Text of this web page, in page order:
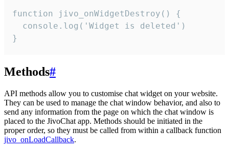
function jivo_onWidgetDestroy() {
  console.log('Widget is deleted')
}
Methods#
API methods allow you to customise chat widget on your website.
They can be used to manage the chat window behavior, and also to
send any information from the page on which the chat window is
placed to the JivoChat app. Methods should be initiated in the
proper order, so they must be called from within a callback function
jivo_onLoadCallback.